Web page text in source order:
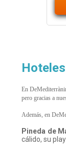
En
pero gracias a
Además, en
Pineda de
cálido, su